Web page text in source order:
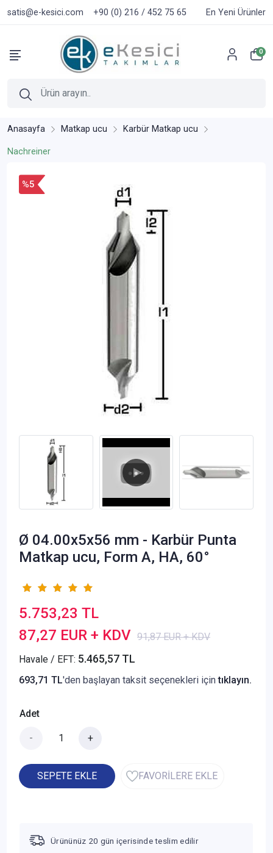
satis@e-kesici.com +90 (0) 216 / 452 75 65 En Yeni Ürünler
0
Anasayfa Matkap ucu Karbür Matkap ucu
Nachreiner
%5
Ø 04.00x5x56 mm - Karbür Punta
Matkap ucu, Form A, HA, 60°
5.753,23 TL
87,27 EUR + KDV 91,87 EUR + KDV
Havale / EFT: 5.465,57 TL
693,71 TL'den başlayan taksit seçenekleri içintıklayın.
Adet
- +
SEPETE EKLE FAVORİLERE EKLE
Ürününüz 20 gün içerisinde teslim edilir